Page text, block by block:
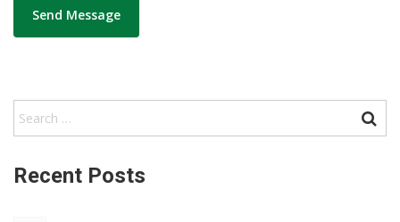
Recent Posts